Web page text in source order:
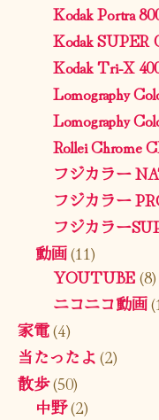
Kodak Portra
Kodak SUPER
Kodak Tri-X
Lomography
Lomography
Rollei Chrome
フジカラー
フジカラー
フジカラー
動画(11)
YOUTUBE(8)
ニコニコ動画
家電(4)
当たったよ(2)
散歩(50)
中野(2)